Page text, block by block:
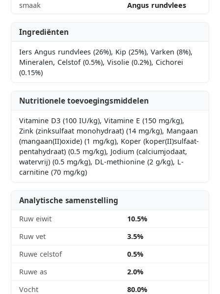
smaak Angus rundvlees
Ingrediënten
Iers Angus rundvlees (26%), Kip (25%), Varken (8%),
Mineralen, Celstof (0.5%), Visolie (0.2%), Cichorei
(0.15%)
Nutritionele toevoegingsmiddelen
Vitamine D3 (100 IU/kg), Vitamine E (150 mg/kg),
Zink (zinksulfaat monohydraat) (14 mg/kg), Mangaan
(mangaan(II)oxide) (1 mg/kg), Koper (koper(II)sulfaat-
pentahydraat) (0.5 mg/kg), Jodium (calciumjodaat,
watervrij) (0.5 mg/kg), DL-methionine (2 g/kg), L-
carnitine (70 mg/kg)
Analytische samenstelling
Ruw eiwit
10.5%
Ruw vet
3.5%
Ruwe celstof
0.5%
Ruwe as
2.0%
Vocht
80.0%